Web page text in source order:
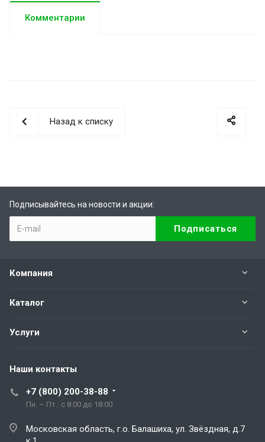
Комментарии
Назад к списку
Подписывайтесь на новости и акции:
Компания
Каталог
Услуги
Наши контакты
+7 (800) 200-38-88
Пн. – Пт.: с 8:00 до 18:00
Московская область, г.о. Балашиха, ул. Звёздная, д.7